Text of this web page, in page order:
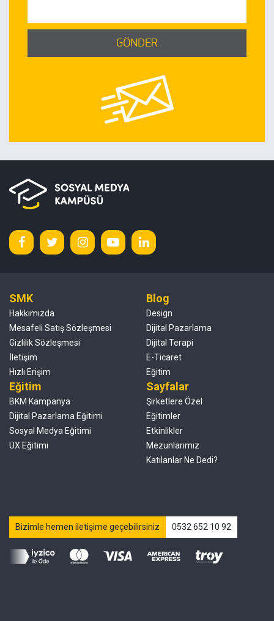
GÖNDER
SMK
Hakkımızda
Mesafeli Satış Sözleşmesi
Gizlilik Sözleşmesi
İletişim
Hızlı Erişim
Blog
Design
Dijital Pazarlama
Dijital Terapi
E-Ticaret
Eğitim
Eğitim
BKM Kampanya
Dijital Pazarlama Eğitimi
Sosyal Medya Eğitimi
UX Eğitimi
Sayfalar
Şirketlere Özel
Eğitimler
Etkinlikler
Mezunlarımız
Katılanlar Ne Dedi?
Bizimle hemen iletişime geçebilirsiniz 0532 652 10 92